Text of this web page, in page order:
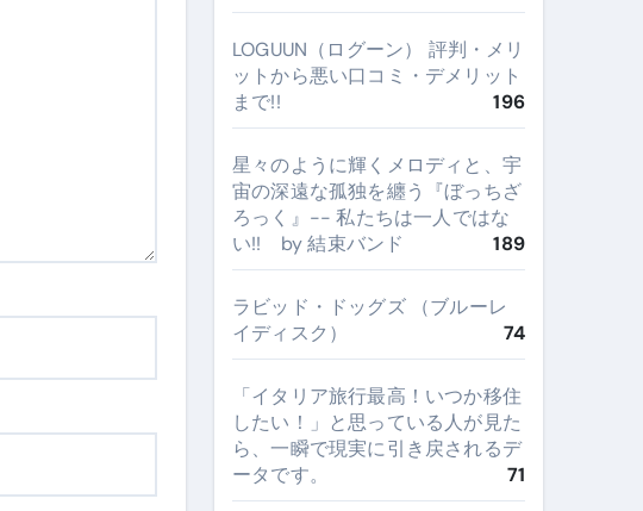
LOGUUN（ログーン） 評判・メリ
ットから悪い口コミ・デメリット
まで!!
196
星々のように輝くメロディと、宇
宙の深遠な孤独を纏う『ぼっちざ
ろっく』-- 私たちは一人ではな
い!! by 結束バンド
189
ラビッド・ドッグズ （ブルーレ
イディスク）
74
​「イタリア旅行最高！いつか移住
したい！」と思っている人が見た
ら、一瞬で現実に引き戻されるデ
ータです。
71